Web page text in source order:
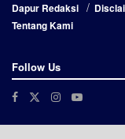
Dapur Redaksi
Tentang Kami
Follow Us